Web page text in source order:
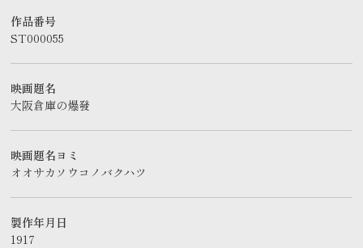
作品番号
ST000055
映画題名
大阪倉庫の爆發
映画題名ヨミ
オオサカソウコノバクハツ
製作年月日
1917